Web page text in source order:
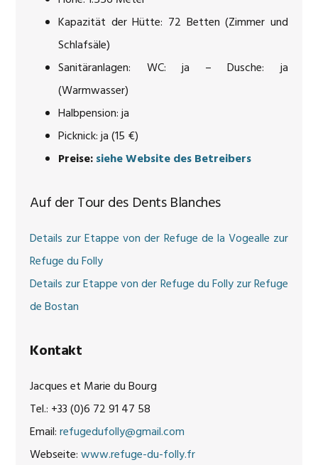
Kapazität der Hütte: 72 Betten (Zimmer und
Schlafsäle)
Sanitäranlagen: WC: ja – Dusche: ja
(Warmwasser)
Halbpension: ja
Picknick: ja (15 €)
Preise:siehe Website des Betreibers
Auf der Tour des Dents Blanches
Details zur Etappe von der Refuge de la Vogealle zur
Refuge du Folly
Details zur Etappe von der Refuge du Folly zur Refuge
de Bostan
Kontakt
Jacques et Marie du Bourg
Tel.: +33 (0)6 72 91 47 58
Email:refugedufolly@gmail.com
Webseite:www.refuge-du-folly.fr